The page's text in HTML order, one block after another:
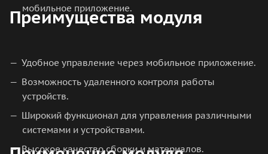
мобильное приложение.
Преимущества модуля
Удобное управление через мобильное приложение.
Возможность удаленного контроля работы
устройств.
Широкий функционал для управления различными
системами и устройствами.
Высокое качество сборки и материалов.